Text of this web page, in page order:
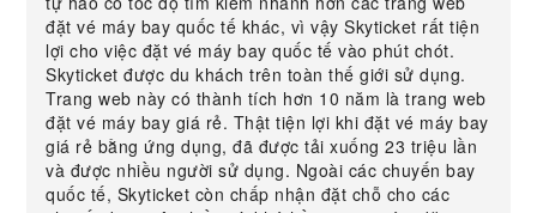
đặt vé máy bay quốc tế khác, vì vậy Skyticket rất tiện
lợi cho việc đặt vé máy bay quốc tế vào phút chót.
Skyticket được du khách trên toàn thế giới sử dụng.
Trang web này có thành tích hơn 10 năm là trang web
đặt vé máy bay giá rẻ. Thật tiện lợi khi đặt vé máy bay
giá rẻ bằng ứng dụng, đã được tải xuống 23 triệu lần
và được nhiều người sử dụng. Ngoài các chuyến bay
quốc tế, Skyticket còn chấp nhận đặt chỗ cho các